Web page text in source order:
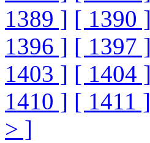
1389 ] [ 1390 ]
1396 ] [ 1397 ]
1403 ] [ 1404 ]
1410 ] [ 1411 ]
> ]